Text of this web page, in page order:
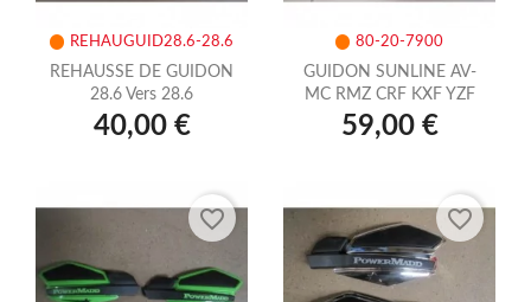
REHAUGUID28.6-28.6
REHAUSSE DE GUIDON
28.6 Vers 28.6
40,00 €
80-20-7900
GUIDON SUNLINE AV-
MC RMZ CRF KXF YZF
59,00 €
favorite_border favorite_border